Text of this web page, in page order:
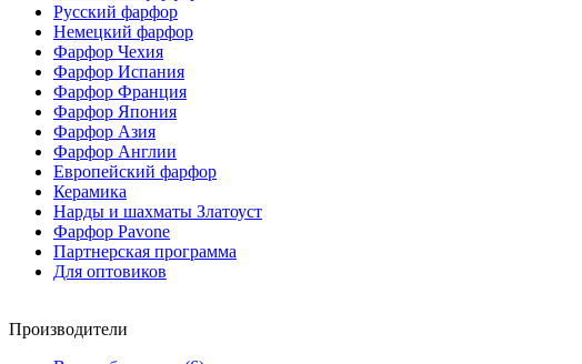
Русский фарфор
Немецкий фарфор
Фарфор Чехия
Фарфор Испания
Фарфор Франция
Фарфор Япония
Фарфор Азия
Фарфор Англии
Европейский фарфор
Керамика
Нарды и шахматы Златоуст
Фарфор Pavone
Партнерская программа
Для оптовиков
Производители